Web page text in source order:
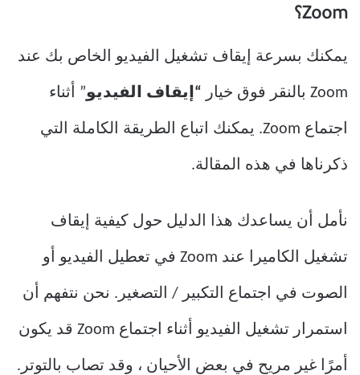
Zoom؟
يمكنك بسرعة إيقاف تشغيل الفيديو الخاص بك عند
Zoom بالنقر فوق خيار “إيقاف الفيديو” أثناء
اجتماع Zoom. يمكنك اتباع الطريقة الكاملة التي
ذكرناها في هذه المقالة.
نأمل أن يساعدك هذا الدليل حول كيفية إيقاف
تشغيل الكاميرا عند Zoom في تعطيل الفيديو أو
الصوت في اجتماع التكبير / التصغير. نحن نتفهم أن
استمرار تشغيل الفيديو أثناء اجتماع Zoom قد يكون
أمرًا غير مريح في بعض الأحيان ، وقد تصاب بالتوتر.